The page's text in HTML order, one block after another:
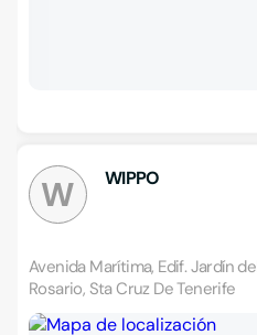
W WIPPO
Avenida Marítima, Edif. Jardín
Rosario, Sta Cruz De Tenerife